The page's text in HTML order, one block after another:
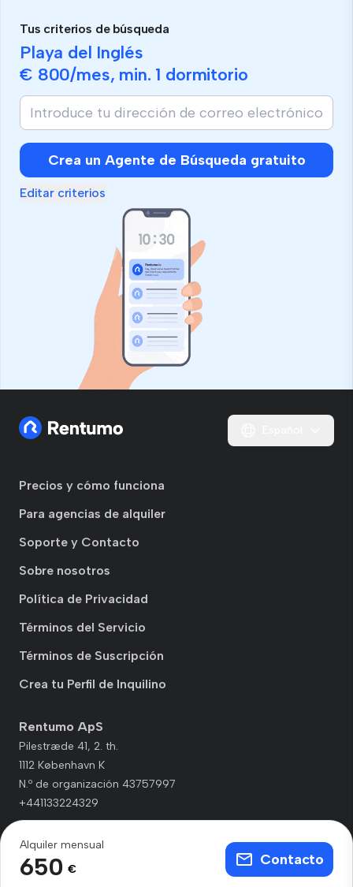
Tus criterios de búsqueda
Playa del Inglés
€ 800/mes, min. 1 dormitorio
Crea un Agente de Búsqueda gratuito
Editar criterios
Alquiler mensual
650 €
Contacto
Precios y cómo funciona
Para agencias de alquiler
Soporte y Contacto
Sobre nosotros
Política de Privacidad
Términos del Servicio
Términos de Suscripción
Crea tu Perfil de Inquilino
Rentumo ApS
Pilestræde 41, 2. th.
1112 København K
N.º de organización 43757997
+441133224329